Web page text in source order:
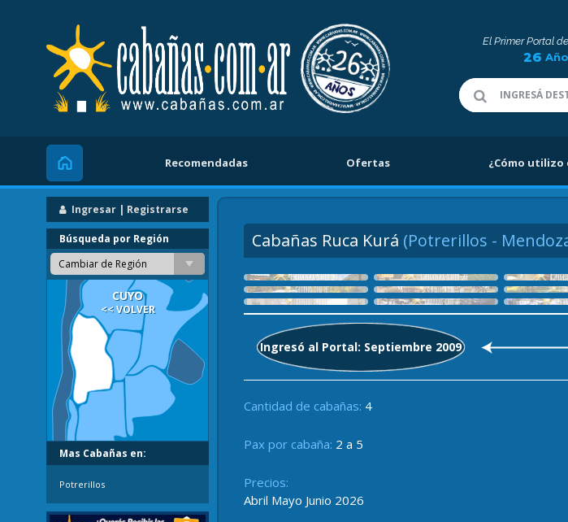
El Primer Portal
26
Inicio Recomendadas Ofertas ¿Cómo utilizo
Ingresar | Registrarse
Búsqueda por Región
Cambiar de Región
CUYO
<< VOLVER
Mas Cabañas en:
Potrerillos
Cabañas Ruca Kurá (Potrerillos -
Ingresó al Portal: Septiembre 2009
Cantidad de cabañas: 4
Pax por cabaña: 2 a 5
Precios:
Abril Mayo Junio 2026